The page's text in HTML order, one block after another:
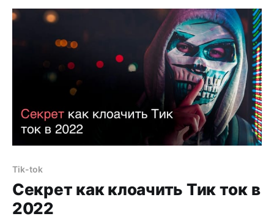
Tik-tok
Секрет как клоачить Тик ток в
2022